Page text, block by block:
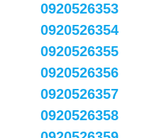
0920526353
0920526354
0920526355
0920526356
0920526357
0920526358